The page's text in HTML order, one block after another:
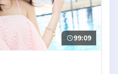
99:09